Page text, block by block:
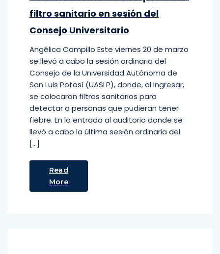
filtro sanitario en sesión del
Consejo Universitario
Angélica Campillo Este viernes 20 de marzo
se llevó a cabo la sesión ordinaria del
Consejo de la Universidad Autónoma de
San Luis Potosí (UASLP), donde, al ingresar,
se colocaron filtros sanitarios para
detectar a personas que pudieran tener
fiebre. En la entrada al auditorio donde se
llevó a cabo la última sesión ordinaria del
[…]
Read
More